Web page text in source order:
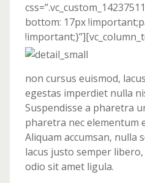
bottom: 17px
non cursus euismod,
egestas imperdiet nulla
Suspendisse a pharetra
pharetra nec elementum
Aliquam accumsan, nulla
lacus justo semper
odio sit amet ligula.